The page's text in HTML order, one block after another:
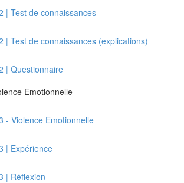
| Test de connaissances
| Test de connaissances (explications)
| Questionnaire
Emotionnelle
- Violence Emotionnelle
| Expérience
| Réflexion